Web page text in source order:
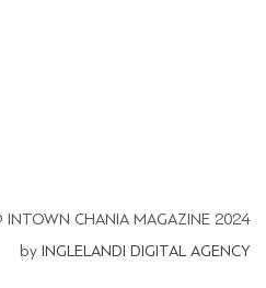
INTOWN CHANIA MAGAZINE 2024
byINGLELANDI DIGITAL AGENCY